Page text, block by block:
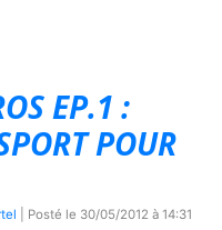
EP.1 :
POUR
| Posté le 30/05/2012 à 14:31